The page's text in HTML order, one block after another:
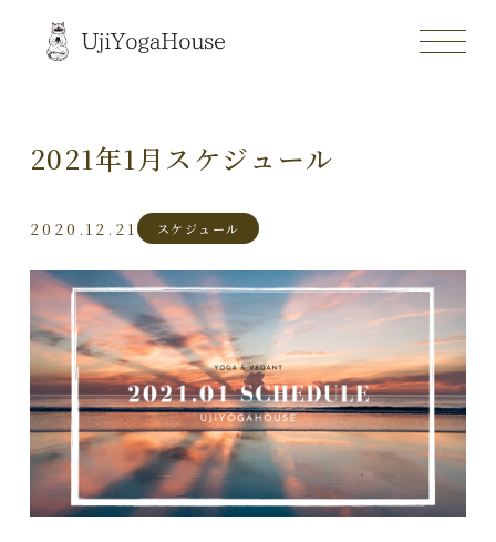
2021年1月スケジュール
2020.12.21 スケジュール